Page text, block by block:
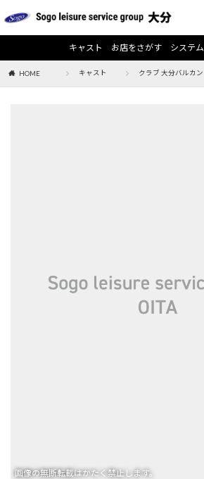
キャスト お店をさがす システム
HOME キャスト クラブ 大分バルカン